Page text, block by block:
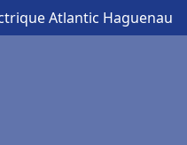
Atlantic Haguenau